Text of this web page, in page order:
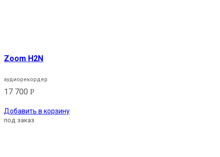
Zoom H2N
аудиорекордер
17 700 Р
Добавить в корзину
под заказ